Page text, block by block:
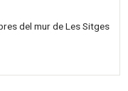
del mur de Les Sitges